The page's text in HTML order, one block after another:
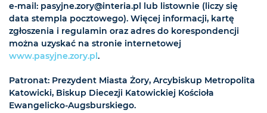
e-mail: pasyjne.zory@interia.pl lub listownie (liczy się
data stempla pocztowego). Więcej informacji, kartę
zgłoszenia i regulamin oraz adres do korespondencji
można uzyskać na stronie internetowej
www.pasyjne.zory.pl .
Patronat: Prezydent Miasta Żory, Arcybiskup Metropolita
Katowicki, Biskup Diecezji Katowickiej Kościoła
Ewangelicko-Augsburskiego.